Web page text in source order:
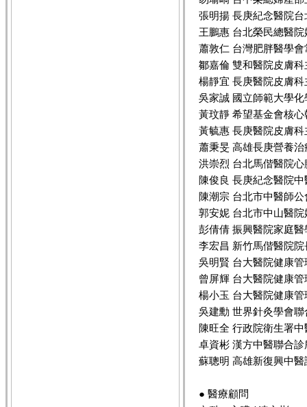
張明揚 長庚紀念醫院
王鵬惠 台北榮民總醫
蕭敦仁 台灣肥胖醫學會
鄒嘉倫 雙和醫院皮膚科
楊靜宜 長庚醫院皮膚科
吳家誠 國立師範大學
黃玟靜 希望基金會核心
黃毓惠 長庚醫院皮膚科
蕭秉旻 高雄長庚營養
洪崇烈 台北馬偕醫院
陳俊良 長庚紀念醫院
陳潮宗 台北市中醫師
郭安妮 台北市中山醫
彭倩倩 振興醫院家庭
李宏昌 新竹馬偕醫院院
吳明賢 台大醫院健康
曾屏輝 台大醫院健康
楊小玉 台大醫院健康
吳建勳 世界針灸學會
陳旺全 行政院衛生署
卓資彬 漢方中醫聯合
蘇聰明 高雄新復興中醫
● 醫療顧問